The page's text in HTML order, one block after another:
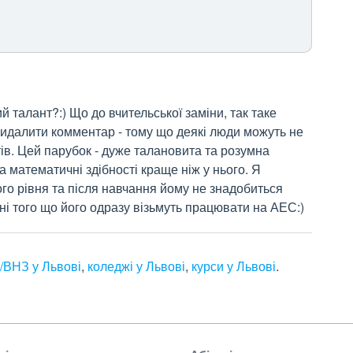
Що до вчительської заміни, так таке
комментар - тому що деякі люди можуть не
Цей парубок - дуже талановита та розумна
математичні здібності краще ніж у нього. Я
рівня та після навчання йому не знадобиться
того що його одразу візьмуть працювати на АЕС:)
у Львові, коледжі у Львові, курси у Львові.